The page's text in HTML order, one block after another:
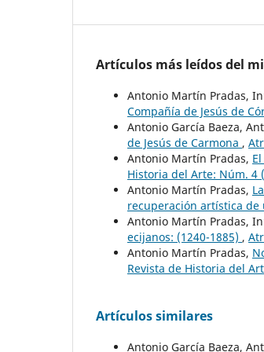
Artículos más leídos del
Antonio Martín Pradas,
Compañía de Jesús de
Antonio García Baeza,
de Jesús de Carmona ,
Antonio Martín Pradas,
Historia del Arte: Núm. 4
Antonio Martín Pradas,
recuperación artística de
Antonio Martín Pradas,
ecijanos: (1240-1885) ,
Antonio Martín Pradas,
Revista de Historia del
Artículos similares
Antonio García Baeza,